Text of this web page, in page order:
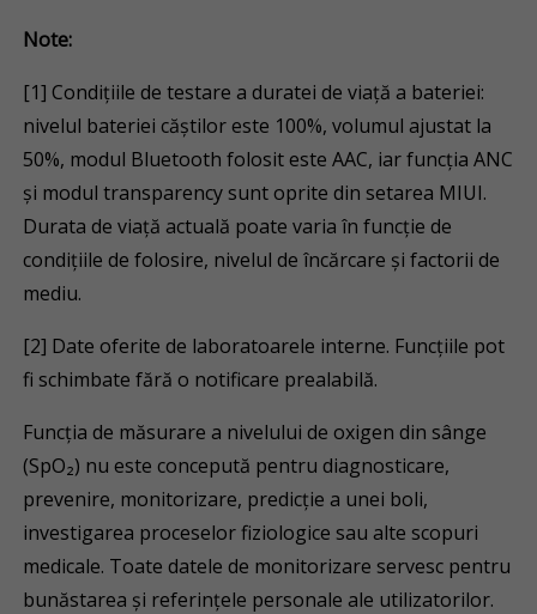
Note:
[1] Condițiile de testare a duratei de viață a bateriei:
nivelul bateriei căștilor este 100%, volumul ajustat la
50%, modul Bluetooth folosit este AAC, iar funcția ANC
și modul transparency sunt oprite din setarea MIUI.
Durata de viață actuală poate varia în funcție de
condițiile de folosire, nivelul de încărcare și factorii de
mediu.
[2] Date oferite de laboratoarele interne. Funcțiile pot
fi schimbate fără o notificare prealabilă.
Funcția de măsurare a nivelului de oxigen din sânge
(SpO₂) nu este concepută pentru diagnosticare,
prevenire, monitorizare, predicție a unei boli,
investigarea proceselor fiziologice sau alte scopuri
medicale. Toate datele de monitorizare servesc pentru
bunăstarea și referințele personale ale utilizatorilor.